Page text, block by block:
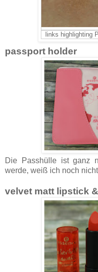
links highlighting
passport holder
Die Passhülle ist ganz
werde, weiß ich noch
velvet matt lipstick